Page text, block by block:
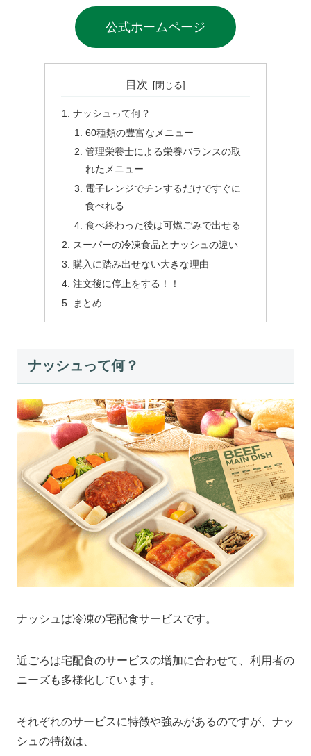
公式ホームページ
目次
ナッシュって何？
60種類の豊富なメニュー
管理栄養士による栄養バランスの取
れたメニュー
電子レンジでチンするだけですぐに
食べれる
食べ終わった後は可燃ごみで出せる
スーパーの冷凍食品とナッシュの違い
購入に踏み出せない大きな理由
注文後に停止をする！！
まとめ
ナッシュって何？
ナッシュは冷凍の宅配食サービスです。
近ごろは宅配食のサービスの増加に合わせて、利用者の
ニーズも多様化しています。
それぞれのサービスに特徴や強みがあるのですが、ナッ
シュの特徴は、